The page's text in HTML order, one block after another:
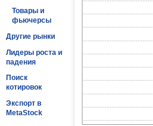
Товары и
фьючерсы
Другие рынки
Лидеры роста и
падения
Поиск
котировок
Экспорт в
MetaStock